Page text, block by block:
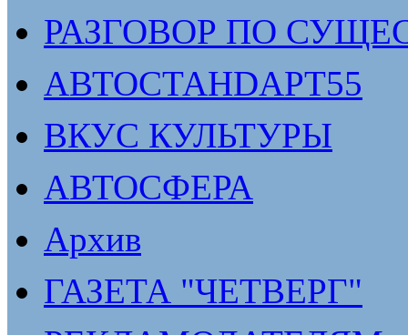
РАЗГОВОР ПО
АВТОСТАНDАРТ55
ВКУС КУЛЬТУРЫ
АВТОСФЕРА
Архив
ГАЗЕТА "ЧЕТВЕРГ"